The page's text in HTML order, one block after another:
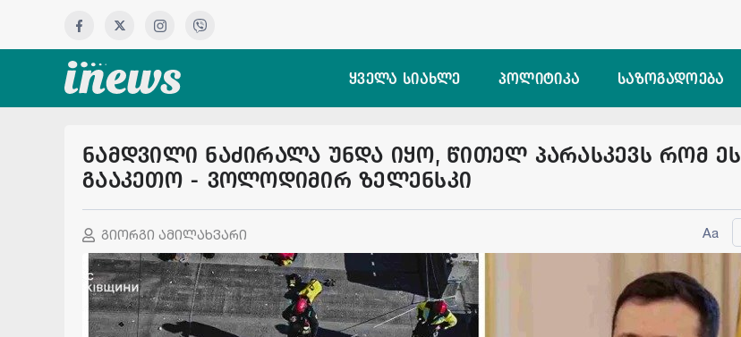
ყველა სიახლე პოლიტიკა საზოგადოება
ნამდვილი ნაძირალა უნდა იყო, წითელ პარასკევს რომ ეს
გააკეთო - ვოლოდიმირ ზელენსკი
გიორგი ამილახვარი Aa